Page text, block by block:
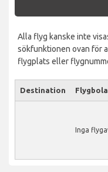
Alla flyg kanske inte
sökfunktionen ovan för
flygplats eller
Destination
Inga